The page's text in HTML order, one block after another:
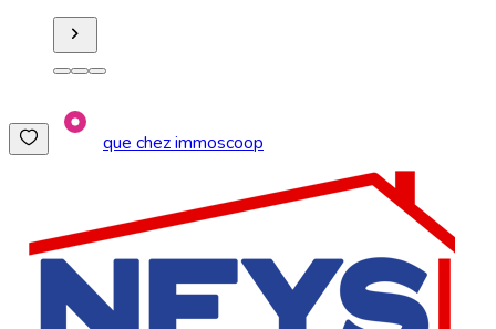
que chez immoscoop